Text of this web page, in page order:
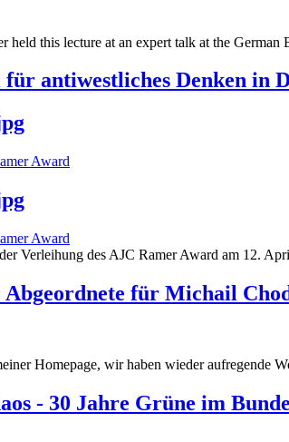
held this lecture at an expert talk at the
antiwestliches Denken in
Verleihung des AJC Ramer Award am 12.
für Michail
Homepage, wir haben wieder aufregende
- 30 Jahre Grüne im